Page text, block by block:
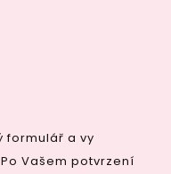
formulář a vy
Vašem potvrzení